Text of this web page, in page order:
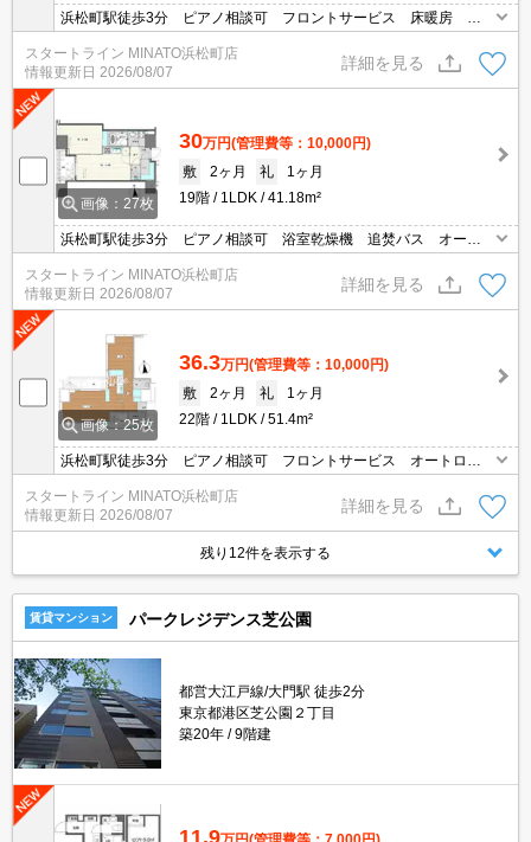
浜松町駅徒歩3分 ピアノ相談可 フロントサービス 床暖房 追
焚 浴室乾燥 宅配ロッカー オートロック
スタートライン MINATO浜松町店
情報更新日 2026/08/07
詳細を見る
画像：27枚
30万円(管理費等：10,000円)
敷
2ヶ月 礼
1ヶ月
19階
1LDK 41.18m²
浜松町駅徒歩3分 ピアノ相談可 浴室乾燥機 追焚バス オート
ロック 常時ゴミ出し可能 グリル付き
スタートライン MINATO浜松町店
情報更新日 2026/08/07
詳細を見る
画像：25枚
36.3万円(管理費等：10,000円)
敷
2ヶ月 礼
1ヶ月
22階
1LDK 51.4m²
浜松町駅徒歩3分 ピアノ相談可 フロントサービス オートロッ
ク 宅配ボックス 追焚 浴室乾燥機
スタートライン MINATO浜松町店
情報更新日 2026/08/07
詳細を見る
残り12件を表示する
賃貸マンション パークレジデンス芝公園
都営大江戸線/大門駅 徒歩2分
東京都港区芝公園２丁目
築20年
9階建
11.9万円(管理費等：7,000円)